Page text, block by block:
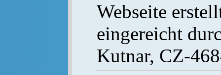
Webseite
eingereicht
Kutnar, CZ-